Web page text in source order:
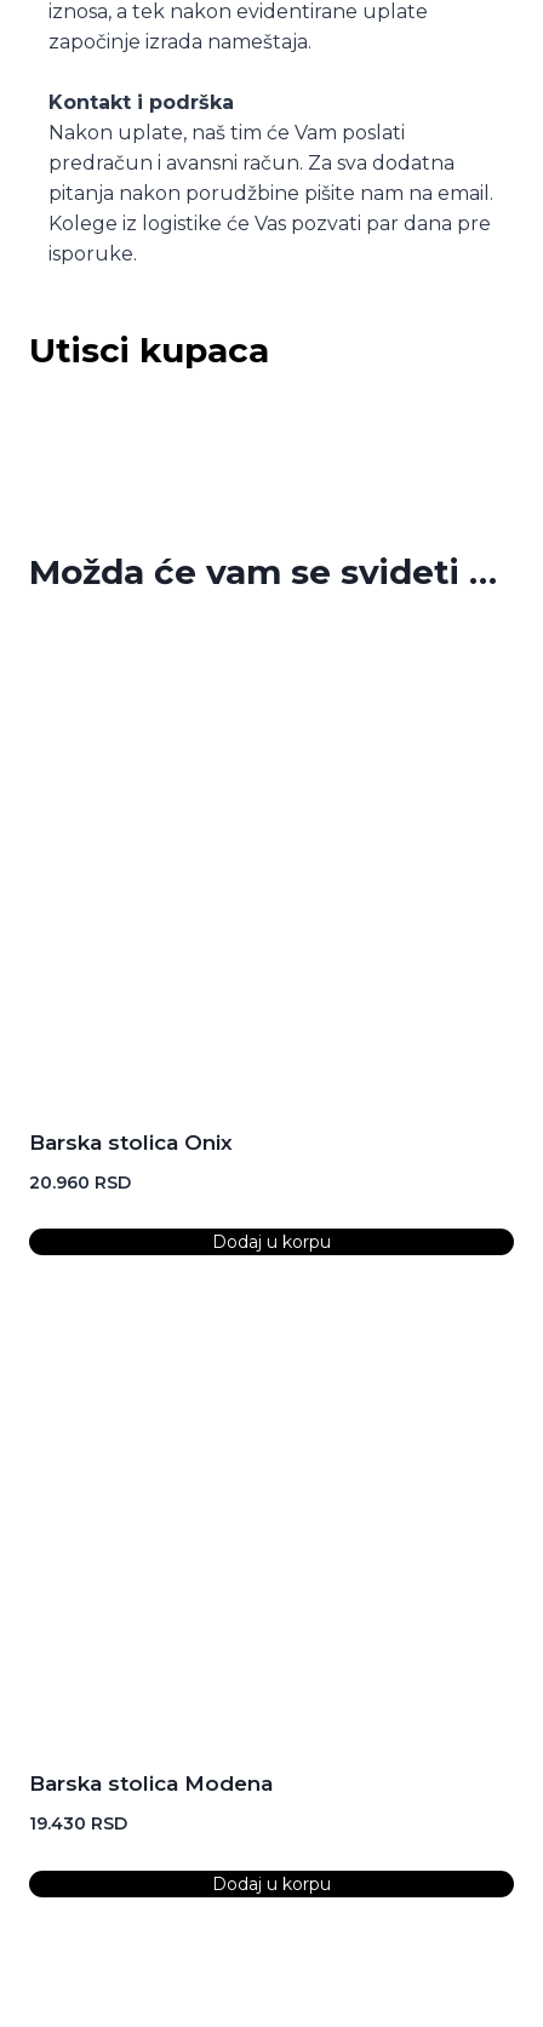
iznosa, a tek nakon evidentirane uplate
započinje izrada nameštaja.
Kontakt i podrška
Nakon uplate, naš tim će Vam poslati
predračun i avansni račun. Za sva dodatna
pitanja nakon porudžbine pišite nam na email.
Kolege iz logistike će Vas pozvati par dana pre
isporuke.
Utisci kupaca
Možda će vam se svideti …
Barska stolica Onix
20.960 RSD
Dodaj u korpu
Barska stolica Modena
19.430 RSD
Dodaj u korpu